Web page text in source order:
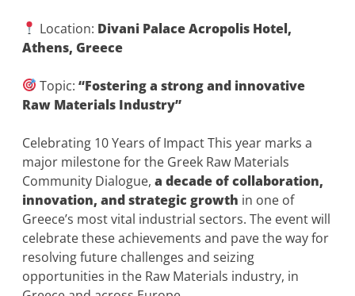
Location: Divani Palace Acropolis Hotel,
Athens, Greece
Topic:“Fostering a strong and innovative
Raw Materials Industry”
Celebrating 10 Years of ImpactThis year marks a
major milestone for the Greek Raw Materials
Community Dialogue, a decade of collaboration,
innovation, and strategic growth in one of
Greece’s most vital industrial sectors. The event will
celebrate these achievements and pave the way for
resolving future challenges and seizing
opportunities in the Raw Materials industry, in